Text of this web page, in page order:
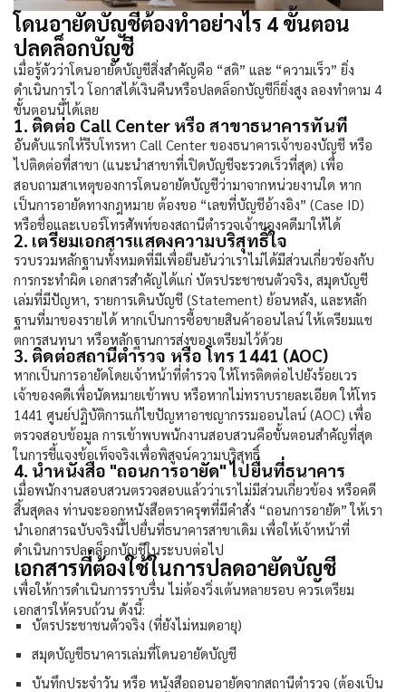
โดนอายัดบัญชีต้องทำอย่างไร 4 ขั้นตอน
ปลดล็อกบัญชี
เมื่อรู้ตัวว่าโดนอายัดบัญชีสิ่งสำคัญคือ “สติ” และ “ความเร็ว” ยิ่ง
ดำเนินการไว โอกาสได้เงินคืนหรือปลดล็อกบัญชีก็ยิ่งสูง ลองทำตาม 4
ขั้นตอนนี้ได้เลย
1. ติดต่อ Call Center หรือ สาขาธนาคารทันที
อันดับแรกให้รีบโทรหา Call Center ของธนาคารเจ้าของบัญชี หรือ
ไปติดต่อที่สาขา (แนะนำสาขาที่เปิดบัญชีจะรวดเร็วที่สุด) เพื่อ
สอบถามสาเหตุของการโดนอายัดบัญชีว่ามาจากหน่วยงานใด หาก
เป็นการอายัดทางกฎหมาย ต้องขอ “เลขที่บัญชีอ้างอิง” (Case ID)
หรือชื่อและเบอร์โทรศัพท์ของสถานีตำรวจเจ้าของคดีมาให้ได้
2. เตรียมเอกสารแสดงความบริสุทธิ์ใจ
รวบรวมหลักฐานทั้งหมดที่มีเพื่อยืนยันว่าเราไม่ได้มีส่วนเกี่ยวข้องกับ
การกระทำผิด เอกสารสำคัญได้แก่ บัตรประชาชนตัวจริง, สมุดบัญชี
เล่มที่มีปัญหา, รายการเดินบัญชี (Statement) ย้อนหลัง, และหลัก
ฐานที่มาของรายได้ หากเป็นการซื้อขายสินค้าออนไลน์ ให้เตรียมแช
ตการสนทนา หรือหลักฐานการส่งของเตรียมไว้ด้วย
3. ติดต่อสถานีตำรวจ หรือ โทร 1441 (AOC)
หากเป็นการอายัดโดยเจ้าหน้าที่ตำรวจ ให้โทรติดต่อไปยังร้อยเวร
เจ้าของคดีเพื่อนัดหมายเข้าพบ หรือหากไม่ทราบรายละเอียด ให้โทร
1441 ศูนย์ปฏิบัติการแก้ไขปัญหาอาชญากรรมออนไลน์ (AOC) เพื่อ
ตรวจสอบข้อมูล การเข้าพบพนักงานสอบสวนคือขั้นตอนสำคัญที่สุด
ในการชี้แจงข้อเท็จจริงเพื่อพิสูจน์ความบริสุทธิ์
4. นำหนังสือ "ถอนการอายัด" ไปยื่นที่ธนาคาร
เมื่อพนักงานสอบสวนตรวจสอบแล้วว่าเราไม่มีส่วนเกี่ยวข้อง หรือคดี
สิ้นสุดลง ท่านจะออกหนังสือตราครุฑที่มีคำสั่ง “ถอนการอายัด” ให้เรา
นำเอกสารฉบับจริงนี้ไปยื่นที่ธนาคารสาขาเดิม เพื่อให้เจ้าหน้าที่
ดำเนินการปลดล็อกบัญชีในระบบต่อไป
เอกสารที่ต้องใช้ในการปลดอายัดบัญชี
เพื่อให้การดำเนินการราบรื่น ไม่ต้องวิ่งเต้นหลายรอบ ควรเตรียม
เอกสารให้ครบถ้วน ดังนี้:
บัตรประชาชนตัวจริง (ที่ยังไม่หมดอายุ)
สมุดบัญชีธนาคารเล่มที่โดนอายัดบัญชี
บันทึกประจำวัน หรือ หนังสือถอนอายัดจากสถานีตำรวจ (ต้องเป็น